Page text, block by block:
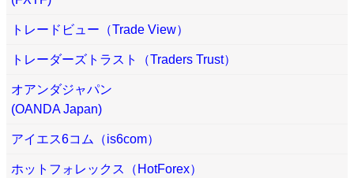
トレードビュー（Trade View）
トレーダーズトラスト（Traders Trust）
オアンダジャパン
(OANDA Japan)
アイエス6コム（is6com）
ホットフォレックス（HotForex）